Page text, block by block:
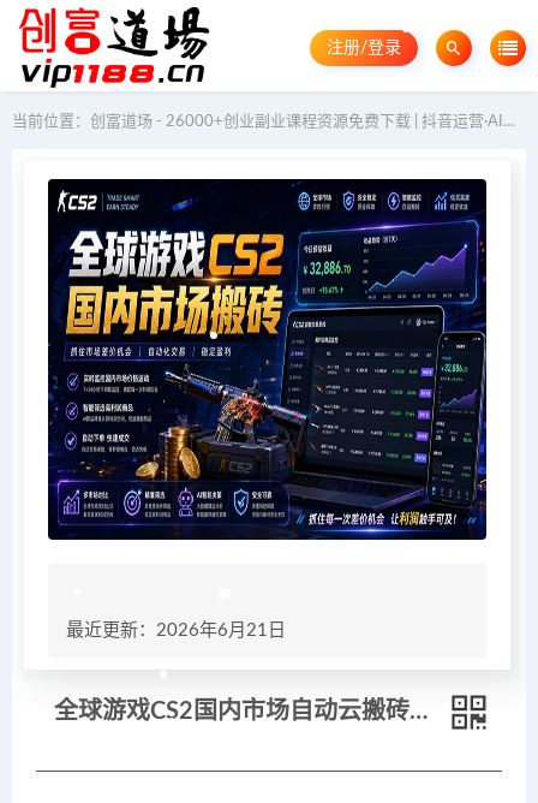
注册/登录
当前位置： 创富道场 - 26000+创业副业课程资源免费下载 | 抖音运营·AI教程·GEO优化
最近更新：2026年6月21日
全球游戏CS2国内市场自动云搬砖，只需手机操作，简单易上手，日入300+